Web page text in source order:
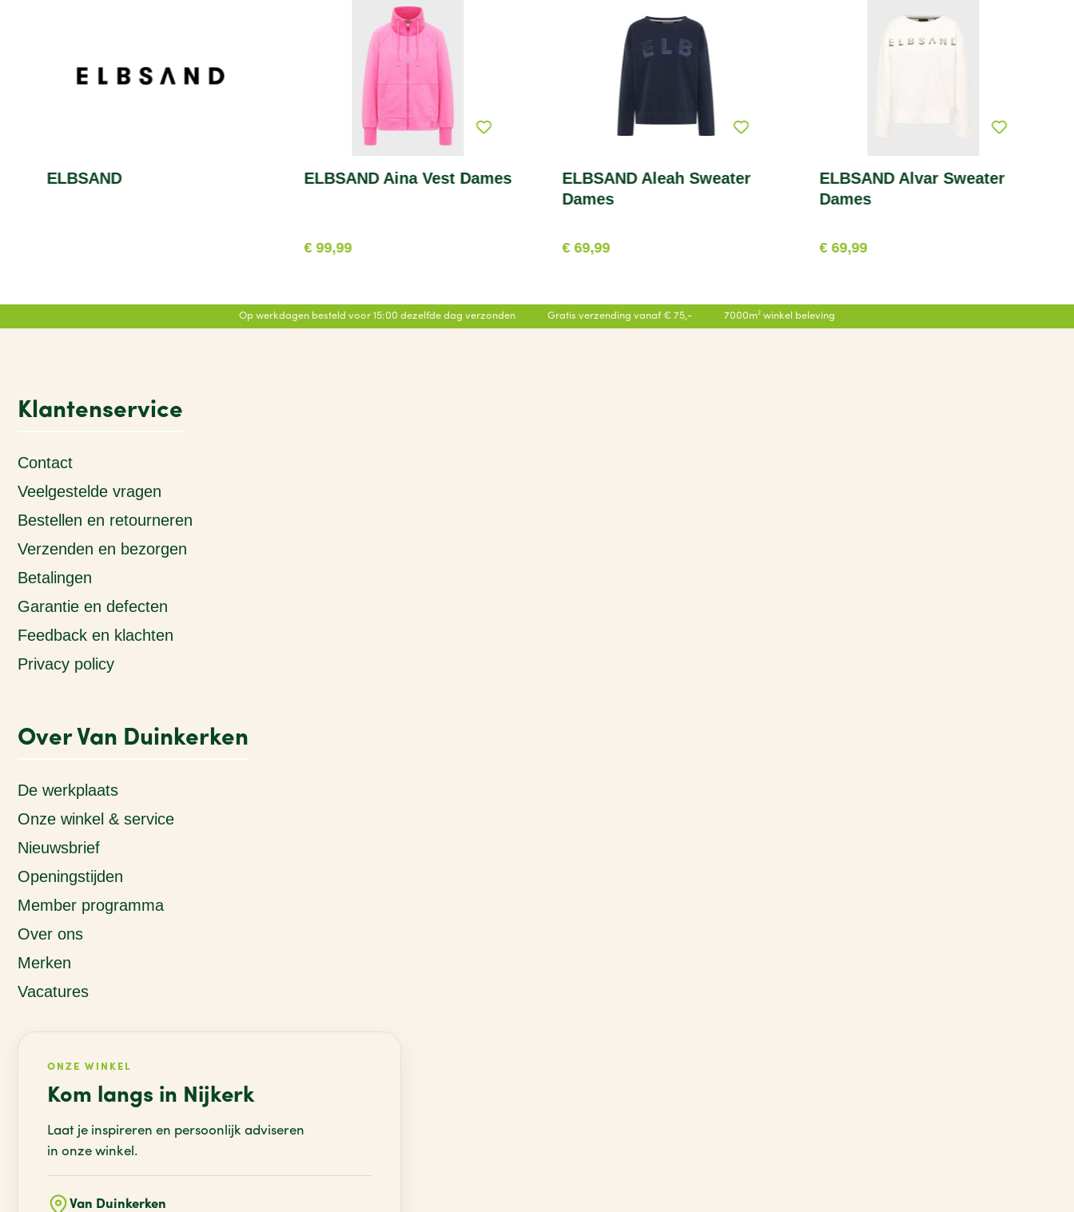
ELBSAND ELBSAND Aina Vest Dames
€ 99,99
ELBSAND Aleah Sweater
Dames
€ 69,99
ELBSAND Alvar Sweater
Dames
€ 69,99
Op werkdagen besteld voor 15:00 dezelfde dag verzonden Gratis verzending vanaf € 75,- 7000m² winkel beleving
Klantenservice
Contact
Veelgestelde vragen
Bestellen en retourneren
Verzenden en bezorgen
Betalingen
Garantie en defecten
Feedback en klachten
Privacy policy
Over Van Duinkerken
De werkplaats
Onze winkel & service
Nieuwsbrief
Openingstijden
Member programma
Over ons
Merken
Vacatures
ONZE WINKEL
Kom langs in Nijkerk
Laat je inspireren en persoonlijk adviseren
in onze winkel.
Van Duinkerken